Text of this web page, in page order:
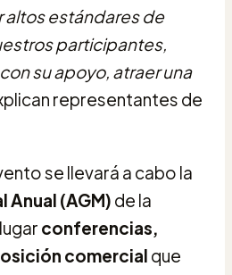
altos estándares de
participantes,
su apoyo, atraer una
representantes de
se llevará a cabo la
Anual (AGM) de la
conferencias,
comercial que